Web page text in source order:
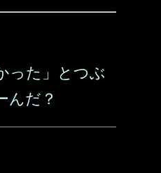
った」とつぶ
んだ？